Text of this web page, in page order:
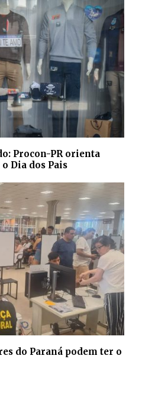
Procon-PR orienta
Dia dos Pais
do Paraná podem ter o